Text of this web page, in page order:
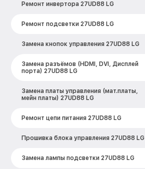
Ремонт инвертора 27UD88 LG
Ремонт подсветки 27UD88 LG
Замена кнопок управления 27UD88 LG
Замена разъёмов (HDMI, DVI, Дисплей
порта) 27UD88 LG
Замена платы управления (мат.платы,
мейн платы) 27UD88 LG
Ремонт цепи питания 27UD88 LG
Прошивка блока управления 27UD88 LG
Замена лампы подсветки 27UD88 LG